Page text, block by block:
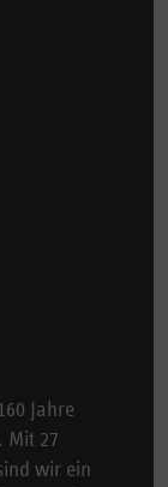
Jahre
Mit 27
wir ein